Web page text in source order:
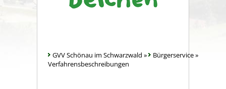
GVV Schönau im Schwarzwald » Bürgerservice»
Verfahrensbeschreibungen